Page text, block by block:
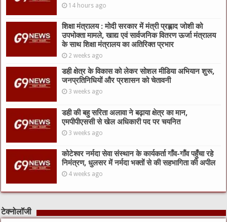
14 hours ago
शिक्षा मंत्रालय : मोदी सरकार में मंत्री प्रह्लाद जोशी को
उपभोक्ता मामले, खाद्य एवं सार्वजनिक वितरण ऊर्जा मंत्रालय
के साथ शिक्षा मंत्रालय का अतिरिक्त प्रभार
2 weeks ago
डही क्षेत्र के विकास को लेकर सोशल मीडिया अभियान शुरू,
जनप्रतिनिधियों और प्रशासन को चेतावनी
3 weeks ago
डही की बहु सरिता अलावा ने बढ़ाया क्षेत्र का मान,
एमपीपीएससी से खेल अधिकारी पद पर चयनित
3 weeks ago
कोटेश्वर नर्मदा सेवा संस्थान के कार्यकर्ता गाँव-गाँव पहुँचा रहे
निमंत्रण, धुलसर में नर्मदा भक्तों से की सहभागिता की अपील
4 weeks ago
टेक्नोलॉजी